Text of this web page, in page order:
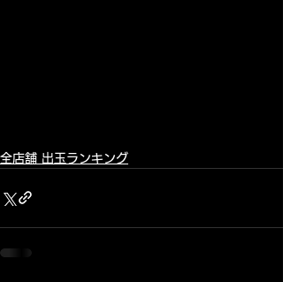
全店舗 出玉ランキング